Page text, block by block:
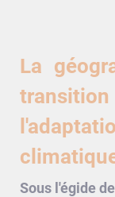
La
Sous l'égide